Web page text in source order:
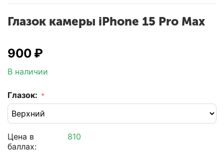
Глазок камеры iPhone 15 Pro Max
‍900‍ ₽
В наличии
Глазок:
Цена в
баллах:
810